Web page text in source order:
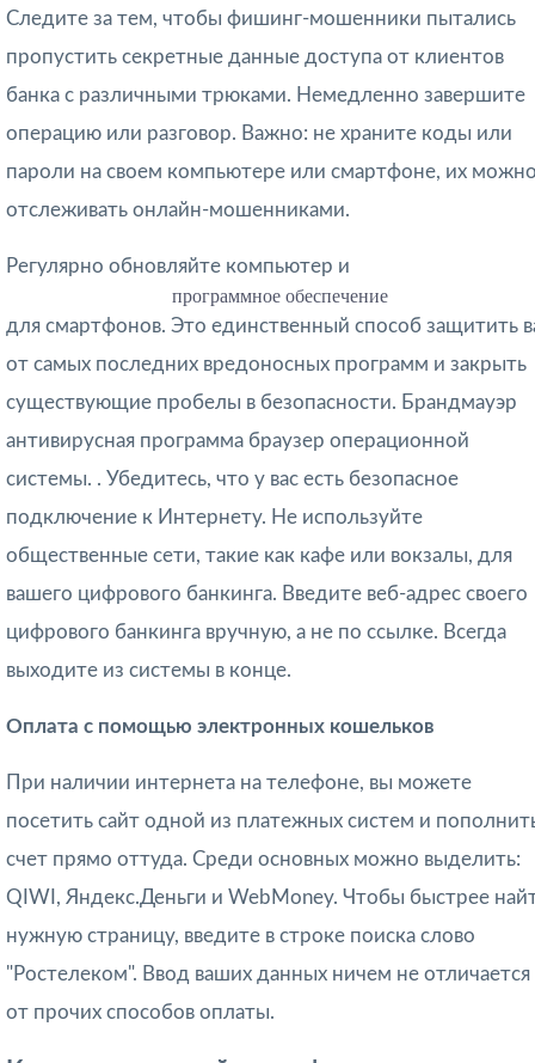
Следите за тем, чтобы фишинг-мошенники пытались
пропустить секретные данные доступа от клиентов
банка с различными трюками. Немедленно завершите
операцию или разговор. Важно: не храните коды или
пароли на своем компьютере или смартфоне, их
отслеживать онлайн-мошенниками.
Регулярно обновляйте компьютер и
программное обеспечение
для смартфонов. Это единственный способ защитить
от самых последних вредоносных программ и закрыть
существующие пробелы в безопасности. Брандмауэр
антивирусная программа браузер операционной
системы. . Убедитесь, что у вас есть безопасное
подключение к Интернету. Не используйте
общественные сети, такие как кафе или вокзалы, для
вашего цифрового банкинга. Введите веб-адрес своего
цифрового банкинга вручную, а не по ссылке. Всегда
выходите из системы в конце.
Оплата с помощью электронных кошельков
При наличии интернета на телефоне, вы можете
посетить сайт одной из платежных систем и
счет прямо оттуда. Среди основных можно выделить:
QIWI, Яндекс.Деньги и WebMoney. Чтобы быстрее
нужную страницу, введите в строке поиска слово
"Ростелеком". Ввод ваших данных ничем не отличается
от прочих способов оплаты.